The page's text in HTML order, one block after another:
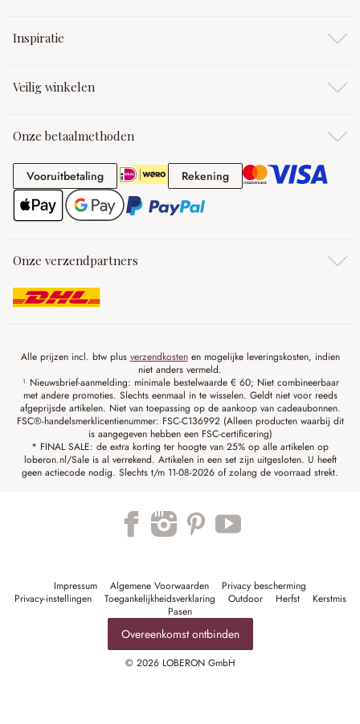
Inspiratie
Veilig winkelen
Onze betaalmethoden
VooruitbetalingVooruitbetaling RekeningRekening
Onze verzendpartners
Alle prijzen incl. btw plus verzendkostenen mogelijke leveringskosten, indien
niet anders vermeld.
¹ Nieuwsbrief-aanmelding: minimale bestelwaarde € 60; Niet combineerbaar
met andere promoties. Slechts eenmaal in te wisselen. Geldt niet voor reeds
afgeprijsde artikelen. Niet van toepassing op de aankoop van cadeaubonnen.
FSC®-handelsmerklicentienummer: FSC-C136992 (Alleen producten waarbij dit
is aangegeven hebben een FSC-certificering)
* FINAL SALE: de extra korting ter hoogte van 25% op alle artikelen op
loberon.nl/Sale is al verrekend. Artikelen in een set zijn uitgesloten. U heeft
geen actiecode nodig. Slechts t/m 11-08-2026 of zolang de voorraad strekt.
Impressum Algemene Voorwaarden
Privacy bescherming
Privacy-instellingen
Toegankelijkheidsverklaring Outdoor Herfst
Kerstmis
Pasen
Overeenkomst ontbinden
© 2026 LOBERON GmbH